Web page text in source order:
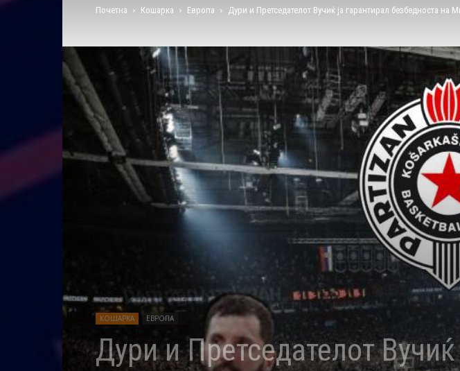
Почетна Кошарка Европа Дури и Претседателот Вучиќ ја гарантирал безбедноста на
КОШАРКА ЕВРОПА
Дури и Претседателот